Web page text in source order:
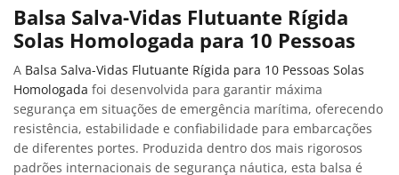
Balsa Salva-Vidas Flutuante Rígida
Solas Homologada para 10 Pessoas
A Balsa Salva-Vidas Flutuante Rígida para 10 Pessoas Solas
Homologada foi desenvolvida para garantir máxima
segurança em situações de emergência marítima, oferecendo
resistência, estabilidade e confiabilidade para embarcações
de diferentes portes. Produzida dentro dos mais rigorosos
padrões internacionais de segurança náutica, esta balsa é